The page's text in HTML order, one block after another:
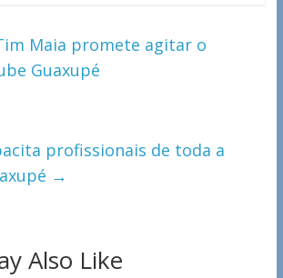
Maia promete agitar o
Guaxupé
profissionais de toda a
→
Also Like